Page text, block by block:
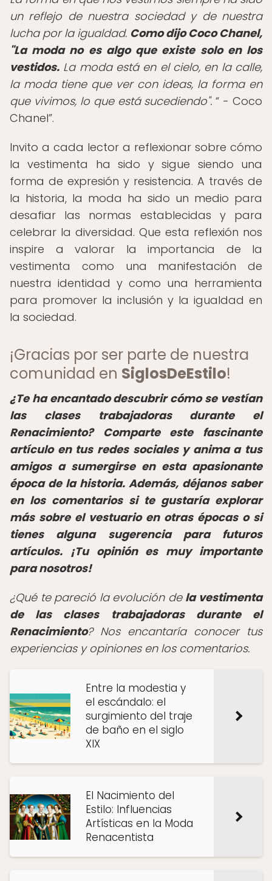
un reflejo de nuestra sociedad y de nuestra
lucha por la igualdad. Como dijo Coco Chanel,
"La moda no es algo que existe solo en los
vestidos. La moda está en el cielo, en la calle,
la moda tiene que ver con ideas, la forma en
que vivimos, lo que está sucediendo".
- Coco
Chanel .
Invito a cada lector a reflexionar sobre cómo
la vestimenta ha sido y sigue siendo una
forma de expresión y resistencia. A través de
la historia, la moda ha sido un medio para
desafiar las normas establecidas y para
celebrar la diversidad. Que esta reflexión nos
inspire a valorar la importancia de la
vestimenta como una manifestación de
nuestra identidad y como una herramienta
para promover la inclusión y la igualdad en
la sociedad.
¡Gracias por ser parte de nuestra
comunidad en SiglosDeEstilo!
¿Te ha encantado descubrir cómo se vestían
las clases trabajadoras durante el
Renacimiento? Comparte este fascinante
artículo en tus redes sociales y anima a tus
amigos a sumergirse en esta apasionante
época de la historia. Además, déjanos saber
en los comentarios si te gustaría explorar
más sobre el vestuario en otras épocas o si
tienes alguna sugerencia para futuros
artículos. ¡Tu opinión es muy importante
para nosotros!
¿Qué te pareció la evolución de la vestimenta
de las clases trabajadoras durante el
Renacimiento? Nos encantaría conocer tus
experiencias y opiniones en los comentarios.
Entre la modestia y
el escándalo: el
surgimiento del traje
de baño en el siglo
XIX
El Nacimiento del
Estilo: Influencias
Artísticas en la Moda
Renacentista